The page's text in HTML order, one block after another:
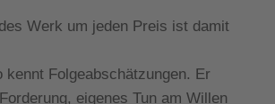
Werk um jeden Preis ist damit
kennt Folgeabschätzungen. Er
eigenes Tun am Willen